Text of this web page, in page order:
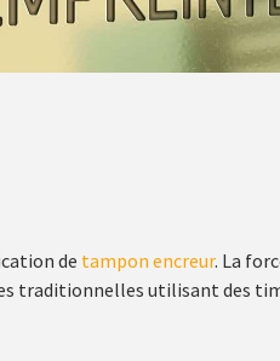
de tampon encreur. La
traditionnelles utilisant des